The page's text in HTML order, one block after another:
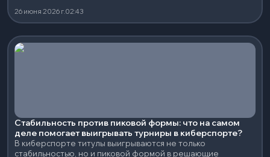
26 июня 2026 г.02:43
Стабильность против пиковой формы: что на самом
деле помогает выигрывать турниры в киберспорте?
В киберспорте титулы выигрываются не только
стабильностью, но и пиковой формой в решающие